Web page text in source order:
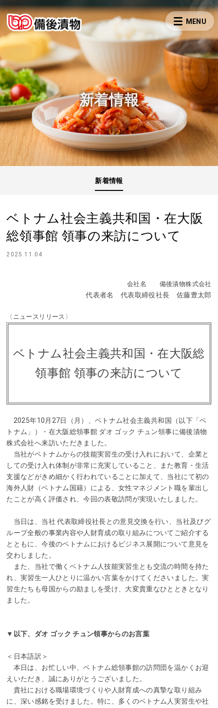
新着情報
新着情報
ベトナム社会主義共和国・在大阪
総領事館 領事の来訪について
2025.11.04
会社名 備後漬物株式会社
代表者名 代表取締役社長 佐藤豊太郎
〈ニュースリリース〉
ベトナム社会主義共和国・在大阪総
領事館 領事の来訪について
2025年10月27日（月）、ベトナム社会主義共和国（以下「ベ
トナム」）・在大阪総領事館 ダオ ゴック チュン領事に備後漬物
株式会社へ来訪いただきました。
当社がベトナムからの技能実習生の受け入れにおいて、企業と
しての受け入れ体制が非常に充実していること、また教育・生活
支援などがきめ細かく行われていることに加えて、当社にて初の
海外人財（ベトナム国籍）による、女性マネジメント職を輩出し
たことが高く評価され、今回の表敬訪問が実現いたしました。
当日は、当社 代表取締役社長との意見交換を行い、当社及びグ
ループ全般の事業内容や人財育成の取り組みについてご紹介する
とともに、今後のベトナムにおけるビジネス展開について意見を
交わしました。
また、当社で働くベトナム人技能実習生とも交流の時間を持た
れ、実習生一人ひとりに温かい言葉をかけてくださいました。実
習生たちも母国からの励ましを受け、大変貴重なひとときとなり
ました。
▼以下、ダオ ゴック チュン領事からのお言葉
＜日本語訳＞
本日は、お忙しい中、ベトナム総領事館の訪問団を温かくお迎
えいただき、誠にありがとうございました。
貴社における職場環境づくりや人財育成への真摯な取り組み
に、深い感銘を受けました。特に、多くのベトナム人実習生や社